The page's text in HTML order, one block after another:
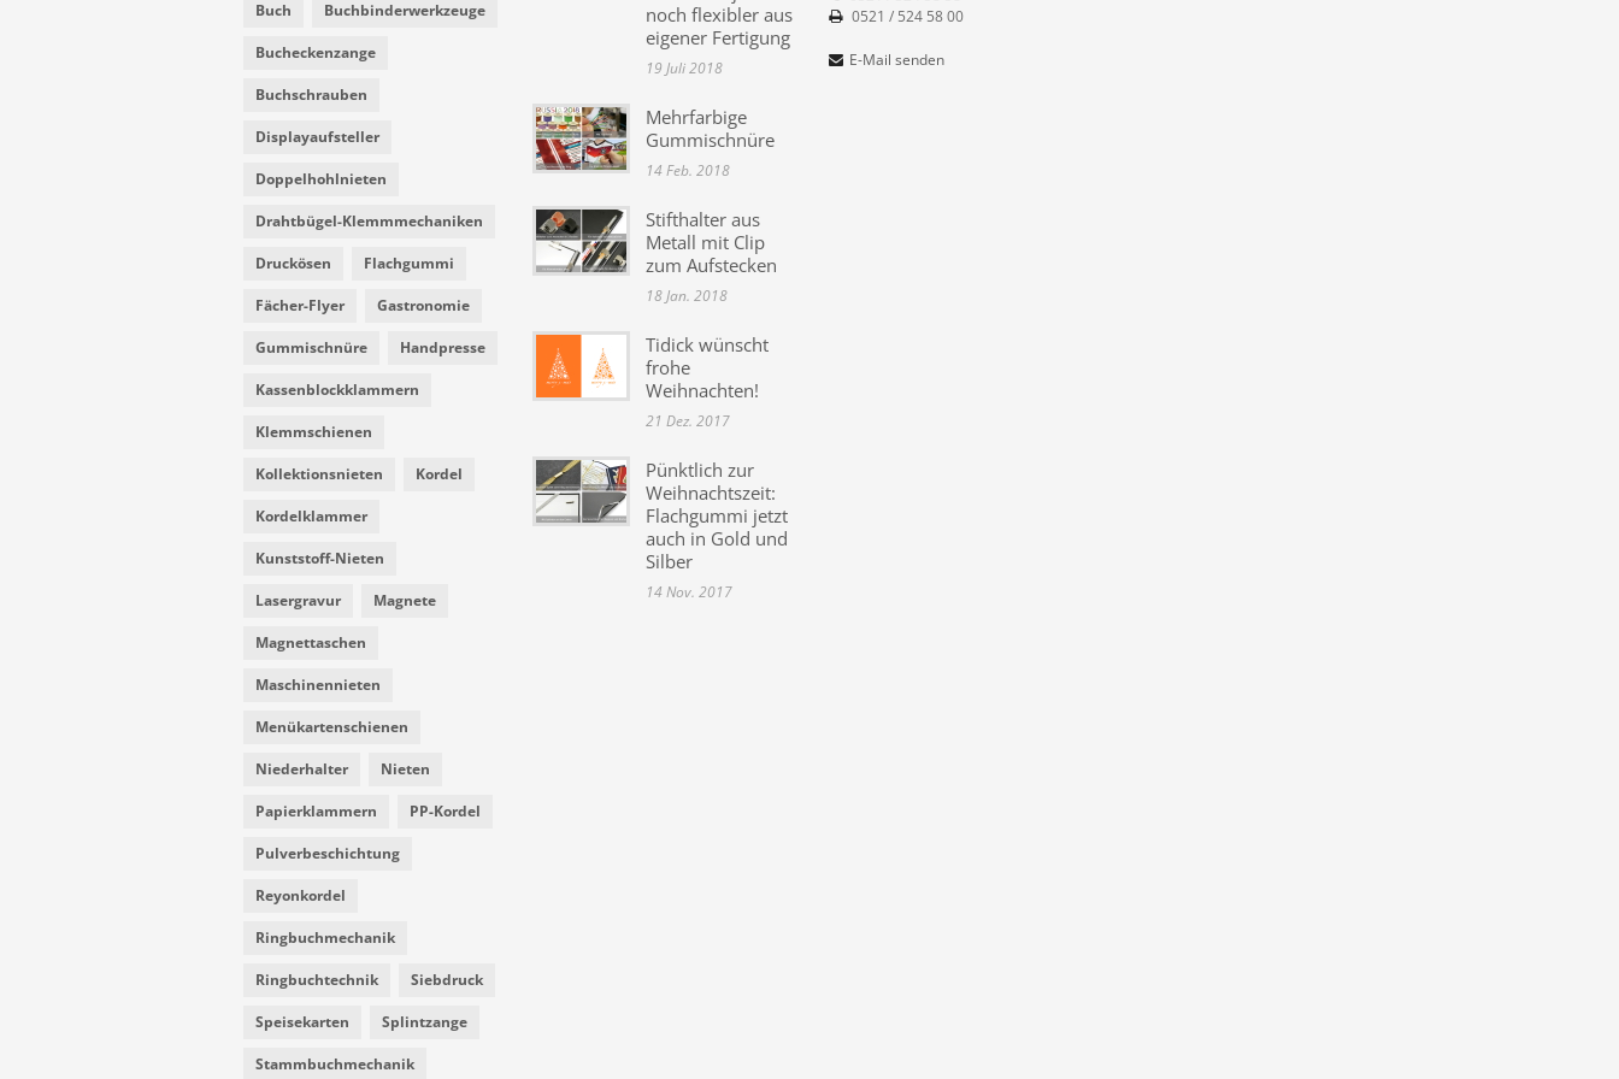
Buch Buchbinderwerkzeuge
Bucheckenzange
Buchschrauben
Displayaufsteller
Doppelhohlnieten
Drahtbügel-Klemmmechaniken
Druckösen Flachgummi
Fächer-Flyer Gastronomie
Gummischnüre Handpresse
Kassenblockklammern
Klemmschienen
Kollektionsnieten Kordel
Kordelklammer
Kunststoff-Nieten
Lasergravur Magnete
Magnettaschen
Maschinennieten
Menükartenschienen
Niederhalter Nieten
Papierklammern PP-Kordel
Pulverbeschichtung
Reyonkordel
Ringbuchmechanik
Ringbuchtechnik Siebdruck
Speisekarten Splintzange
Stammbuchmechanik
noch flexibler aus
eigener Fertigung
19 Juli 2018
Mehrfarbige
Gummischnüre
14 Feb. 2018
Stifthalter aus
Metall mit Clip
zum Aufstecken
18 Jan. 2018
Tidick wünscht
frohe
Weihnachten!
21 Dez. 2017
Pünktlich zur
Weihnachtszeit:
Flachgummi jetzt
auch in Gold und
Silber
14 Nov. 2017
0521 / 524 58 00
E-Mail senden